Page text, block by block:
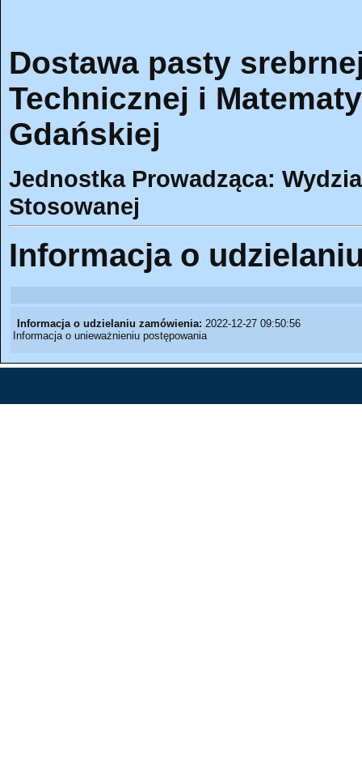
Dostawa pasty
Technicznej i
Gdańskiej
Jednostka Prowadząca:
Stosowanej
Informacja o
Informacja o udzielaniu zamówienia: 2022-12-27 09:50:56
Informacja o unieważnieniu postępowania